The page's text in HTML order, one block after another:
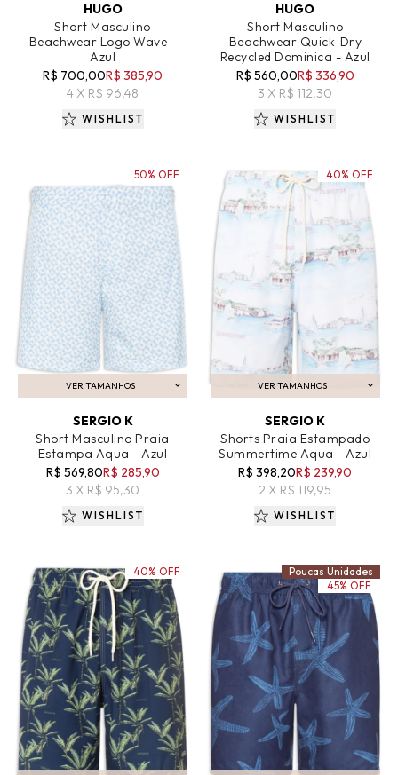
HUGO
Short Masculino
Beachwear Logo Wave -
Azul
R$ 700,00R$ 385,90
4 X R$ 96,48
WISHLIST
HUGO
Short Masculino
Beachwear Quick-Dry
Recycled Dominica - Azul
R$ 560,00R$ 336,90
3 X R$ 112,30
WISHLIST
VER TAMANHOS
ADICIONAR AO CARRINHO
SERGIO K
Short Masculino Praia
Estampa Aqua - Azul
R$ 569,80R$ 285,90
3 X R$ 95,30
50% OFF
WISHLIST
VER TAMANHOS
ADICIONAR AO CARRINHO
SERGIO K
Shorts Praia Estampado
Summertime Aqua - Azul
R$ 398,20R$ 239,90
2 X R$ 119,95
40% OFF
WISHLIST
40% OFF
Poucas Unidades
45% OFF